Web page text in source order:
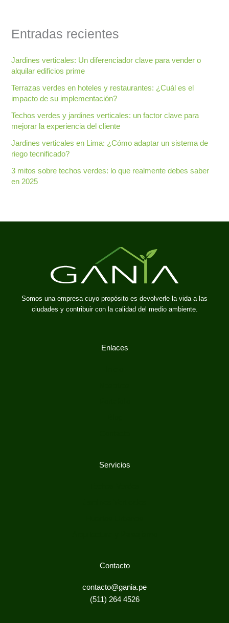
Entradas recientes
Jardines verticales: Un diferenciador clave para vender o
alquilar edificios prime
Terrazas verdes en hoteles y restaurantes: ¿Cuál es el
impacto de su implementación?
Techos verdes y jardines verticales: un factor clave para
mejorar la experiencia del cliente
Jardines verticales en Lima: ¿Cómo adaptar un sistema de
riego tecnificado?
3 mitos sobre techos verdes: lo que realmente debes saber
en 2025
Somos una empresa cuyo propósito es devolverle la vida a las
ciudades y contribuir con la calidad del medio ambiente.
Enlaces
Servicios
Contacto
contacto@gania.pe
(511) 264 4526